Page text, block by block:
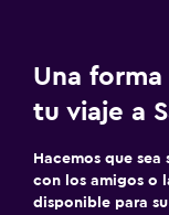
Una
tu viaje a
Hacemos que
con los amigos o
disponible para